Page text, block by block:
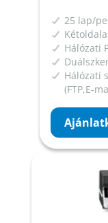
25 lap/
Hálózati
Hálózati
(FTP,E-